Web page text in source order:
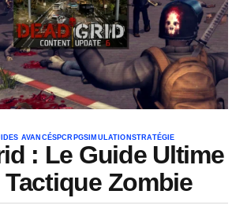
AVANCÉS PC RPGSIMULATION STRATÉGIE
: Le Guide Ultime
Tactique Zombie